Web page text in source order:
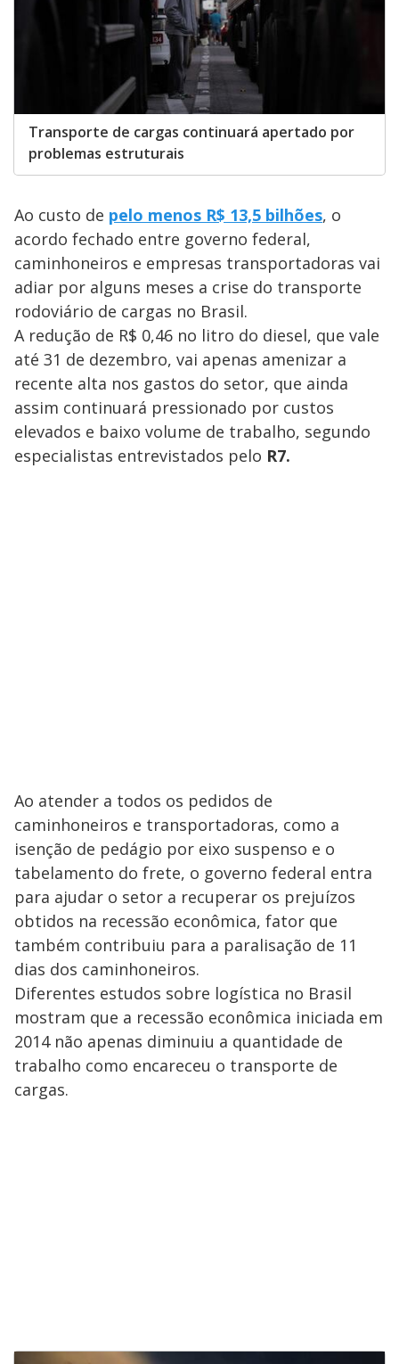
Transporte de cargas continuará apertado por
problemas estruturais
Ao custo de pelo menos R$ 13,5 bilhões, o
acordo fechado entre governo federal,
caminhoneiros e empresas transportadoras vai
adiar por alguns meses a crise do transporte
rodoviário de cargas no Brasil.
A redução de R$ 0,46 no litro do diesel, que vale
até 31 de dezembro, vai apenas amenizar a
recente alta nos gastos do setor, que ainda
assim continuará pressionado por custos
elevados e baixo volume de trabalho, segundo
especialistas entrevistados pelo R7.
Ao atender a todos os pedidos de
caminhoneiros e transportadoras, como a
isenção de pedágio por eixo suspenso e o
tabelamento do frete, o governo federal entra
para ajudar o setor a recuperar os prejuízos
obtidos na recessão econômica, fator que
também contribuiu para a paralisação de 11
dias dos caminhoneiros.
Diferentes estudos sobre logística no Brasil
mostram que a recessão econômica iniciada em
2014 não apenas diminuiu a quantidade de
trabalho como encareceu o transporte de
cargas.